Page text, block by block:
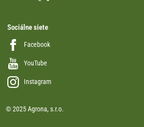
Sociálne siete
Facebook
YouTube
Instagram
© 2025 Agrona, s.r.o.